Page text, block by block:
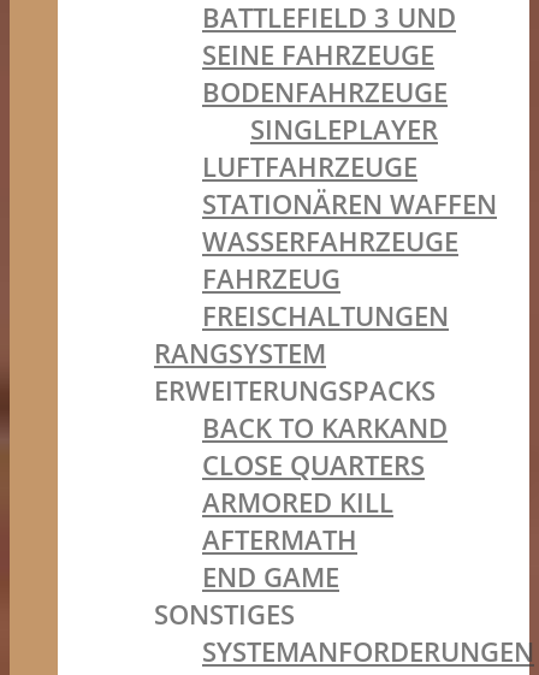
BATTLEFIELD 3 UND
SEINE FAHRZEUGE
BODENFAHRZEUGE
SINGLEPLAYER
LUFTFAHRZEUGE
STATIONÄREN WAFFEN
WASSERFAHRZEUGE
FAHRZEUG
FREISCHALTUNGEN
RANGSYSTEM
ERWEITERUNGSPACKS
BACK TO KARKAND
CLOSE QUARTERS
ARMORED KILL
AFTERMATH
END GAME
SONSTIGES
SYSTEMANFORDERUNGEN